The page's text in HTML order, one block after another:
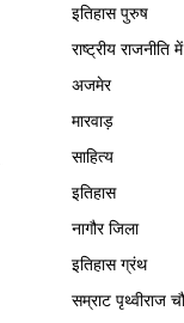
इतिहास पुरुष
राष्ट्रीय राजनीति
अजमेर
मारवाड़
साहित्य
इतिहास
नागौर जिला
इतिहास ग्रंथ
सम्राट पृथ्वीराज